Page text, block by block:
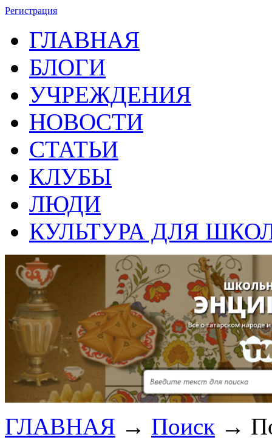
Регистрация
ГЛАВНАЯ
БЛОГИ
УЧРЕЖДЕНИЯ
НОВОСТИ
СТАТЬИ
КЛУБЫ
ЛЮДИ
КУЛЬТУРА ДЛЯ
ГЛАВНАЯ → Поиск →